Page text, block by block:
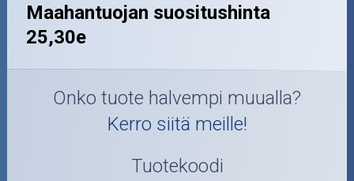
Maahantuojan suositushinta
25,30e
Onko tuote halvempi muualla?
Kerro siitä meille!
Tuotekoodi